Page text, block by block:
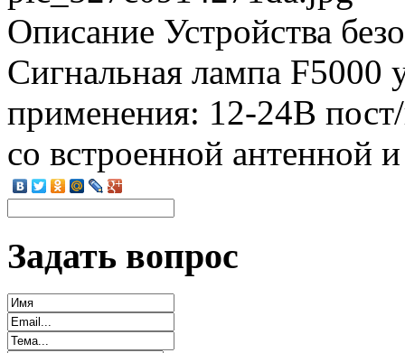
Описание Устройства
Сигнальная лампа F5000
применения: 12-24В
со встроенной антенной
Задать вопрос